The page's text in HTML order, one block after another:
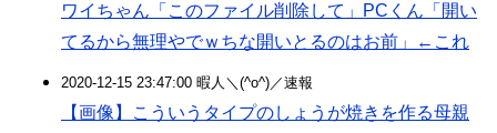
ワイちゃん「このファイル削除して」PCくん「開い
てるから無理やでｗちな開いとるのはお前」←これ
2020-12-15 23:47:00 暇人＼(^o^)／速報
【画像】こういうタイプのしょうが焼きを作る母親